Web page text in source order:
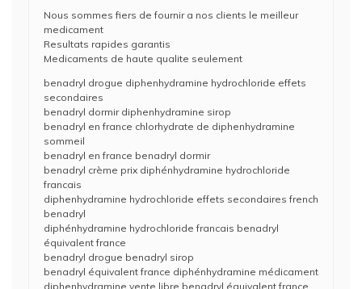
Nous sommes fiers de fournir a nos clients le meilleur
medicament
Resultats rapides garantis
Medicaments de haute qualite seulement
benadryl drogue diphenhydramine hydrochloride effets
secondaires
benadryl dormir diphenhydramine sirop
benadryl en france chlorhydrate de diphenhydramine
sommeil
benadryl en france benadryl dormir
benadryl crème prix diphénhydramine hydrochloride
francais
diphenhydramine hydrochloride effets secondaires french
benadryl
diphénhydramine hydrochloride francais benadryl
équivalent france
benadryl drogue benadryl sirop
benadryl équivalent france diphénhydramine médicament
diphenhydramine vente libre benadryl équivalent france